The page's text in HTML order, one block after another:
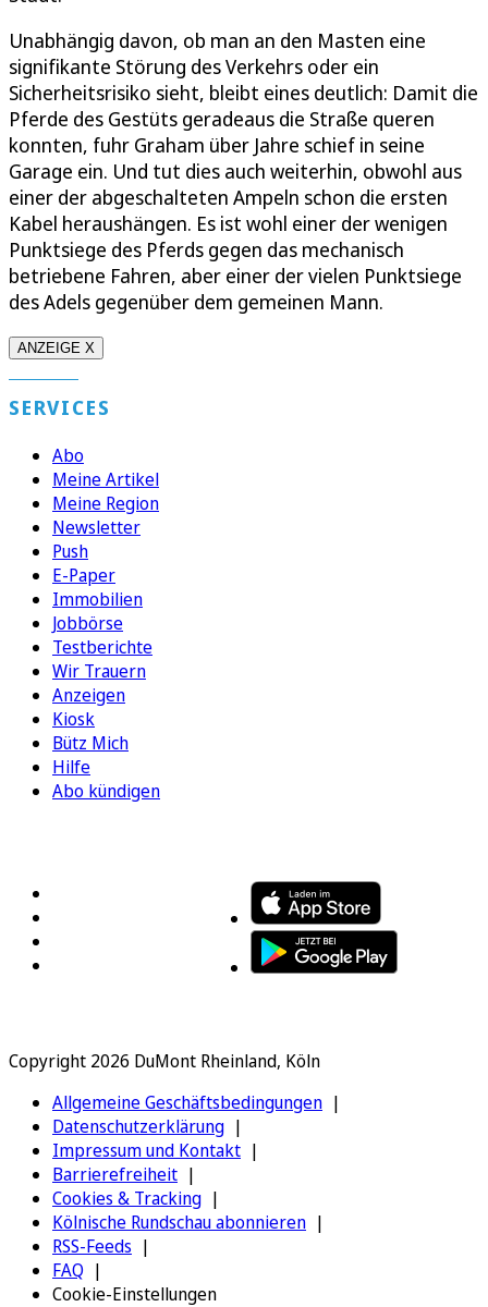
Unabhängig davon, ob man an den Masten eine
signifikante Störung des Verkehrs oder ein
Sicherheitsrisiko sieht, bleibt eines deutlich: Damit die
Pferde des Gestüts geradeaus die Straße queren
konnten, fuhr Graham über Jahre schief in seine
Garage ein. Und tut dies auch weiterhin, obwohl aus
einer der abgeschalteten Ampeln schon die ersten
Kabel heraushängen. Es ist wohl einer der wenigen
Punktsiege des Pferds gegen das mechanisch
betriebene Fahren, aber einer der vielen Punktsiege
des Adels gegenüber dem gemeinen Mann.
ANZEIGE X
SERVICES
Abo
Meine Artikel
Meine Region
Newsletter
Push
E-Paper
Immobilien
Jobbörse
Testberichte
Wir Trauern
Anzeigen
Kiosk
Bütz Mich
Hilfe
Abo kündigen
Copyright 2026 DuMont Rheinland, Köln
Allgemeine Geschäftsbedingungen
Datenschutzerklärung
Impressum und Kontakt
Barrierefreiheit
Cookies & Tracking
Kölnische Rundschau abonnieren
RSS-Feeds
FAQ
Cookie-Einstellungen